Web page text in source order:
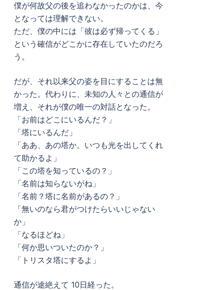
僕が何故父の後を追わなかったのかは、今
となっては理解できない。
ただ、僕の中には「彼は必ず帰ってくる」
という確信がどこかに存在していたのだろ
う。
だが、それ以来父の姿を目にすることは無
かった。代わりに、未知の人々との通信が
増え、それが僕の唯一の対話となった。
「お前はどこにいるんだ？」
「塔にいるんだ」
「ああ、あの塔か。いつも光を出してくれ
て助かるよ」
「この塔を知っているの？」
「名前は知らないがね」
「名前？塔に名前があるの？」
「無いのなら君がつけたらいいじゃない
か」
「なるほどね」
「何か思いついたのか？」
「トリスタ塔にするよ」
通信が途絶えて 10日経った。